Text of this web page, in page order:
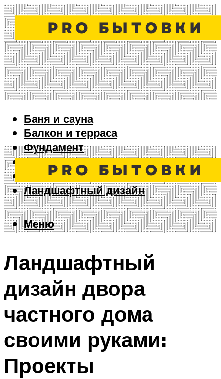
Баня и сауна
Балкон и терраса
Фундамент
Ворота и забор
Дизайн интерьера
Ландшафтный дизайн
Меню
Меню
Ландшафтный
дизайн двора
частного дома
своими руками:
Проекты